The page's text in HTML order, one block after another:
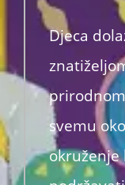
Djeca
svemu
okruženje